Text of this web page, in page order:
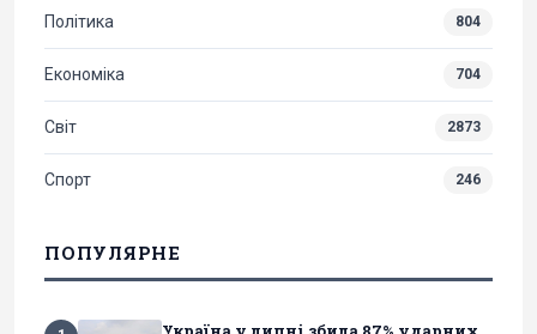
Політика 804
Економіка 704
Світ 2873
Спорт 246
ПОПУЛЯРНЕ